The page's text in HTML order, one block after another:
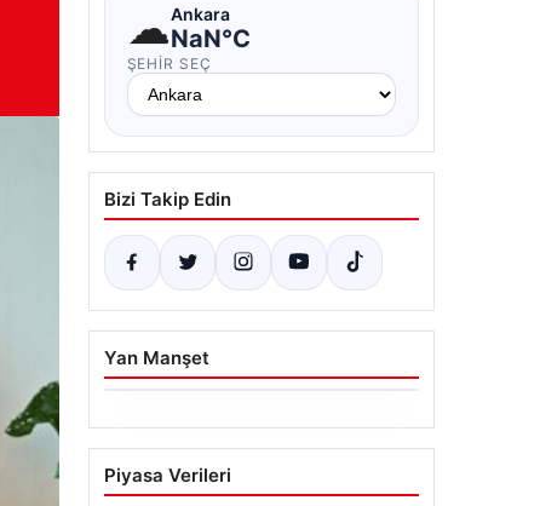
☁Ankara
NaN°C
ŞEHIR SEÇ
Bizi Takip Edin
Yan Manşet
04.08.2026
14 Nisan 2026 Altın
Fiyatları Güncel Durumu
Piyasa Verileri